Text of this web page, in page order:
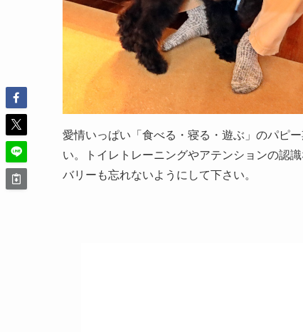
愛情いっぱい「食べる・寝る・遊ぶ」のパピ
い。トイレトレーニングやアテンションの認
バリーも忘れないようにして下さい。